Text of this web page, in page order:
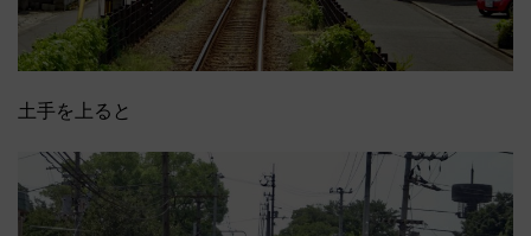
土手を上ると